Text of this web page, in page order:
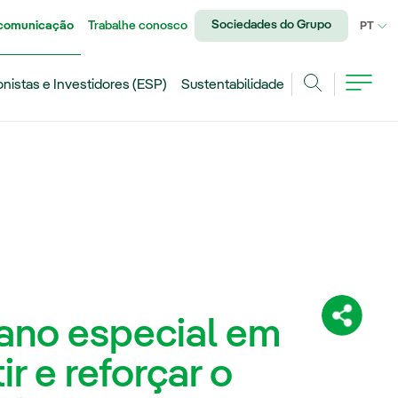
Trabalhe conosco Sociedades do Grupo PT
e Investidores (ESP)
Sustentabilidade
especial em
e reforçar o